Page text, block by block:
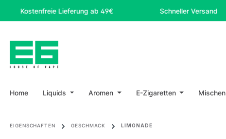
Hauptinhalt springen
Zur Suche springen
Zur Hauptnavigation springen
Lieferung ab 49€ Schneller Versand
Home Liquids Aromen E-Zigaretten Mischen
EIGENSCHAFTEN GESCHMACK LIMONADE